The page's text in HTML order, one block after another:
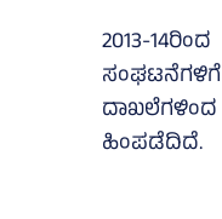
2013-
ದಾಖಲೆಗಳಿಂದ
ಹಿಂಪಡೆದಿದೆ.